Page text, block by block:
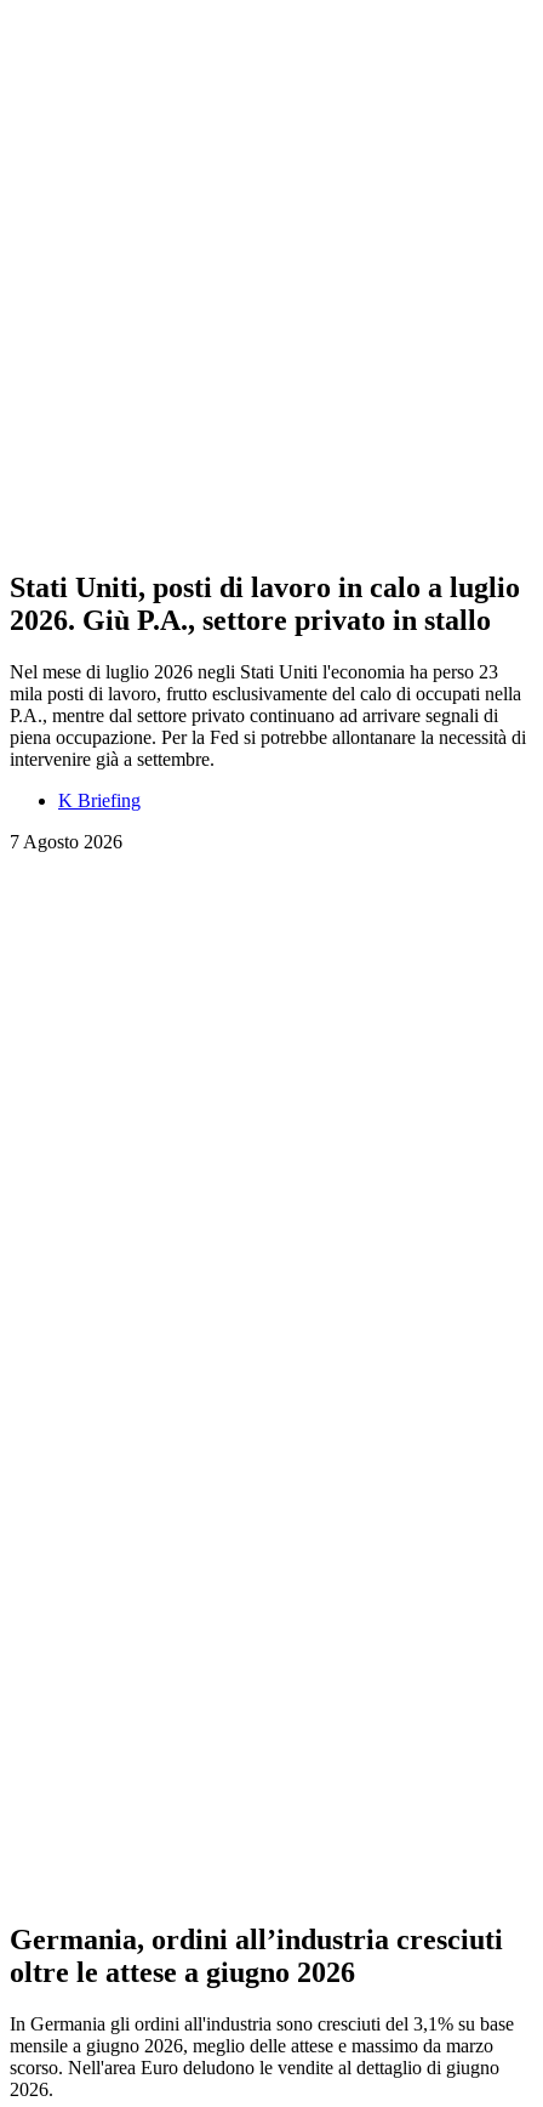
Stati Uniti, posti di lavoro in calo a luglio
2026. Giù P.A., settore privato in stallo
Nel mese di luglio 2026 negli Stati Uniti l'economia ha perso 23
mila posti di lavoro, frutto esclusivamente del calo di occupati nella
P.A., mentre dal settore privato continuano ad arrivare segnali di
piena occupazione. Per la Fed si potrebbe allontanare la necessità di
intervenire già a settembre.
K Briefing
7 Agosto 2026
Germania, ordini all’industria cresciuti
oltre le attese a giugno 2026
In Germania gli ordini all'industria sono cresciuti del 3,1% su base
mensile a giugno 2026, meglio delle attese e massimo da marzo
scorso. Nell'area Euro deludono le vendite al dettaglio di giugno
2026.